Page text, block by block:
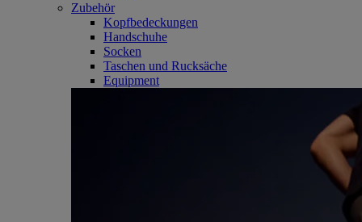
Zubehör
Kopfbedeckungen
Handschuhe
Socken
Taschen und Rucksäche
Equipment